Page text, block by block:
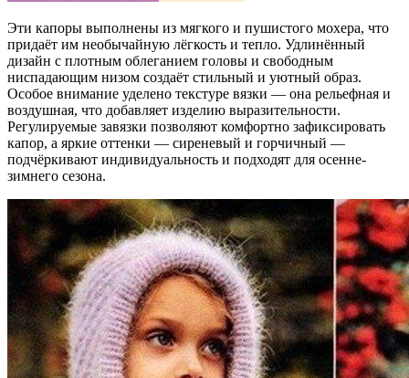
Эти капоры выполнены из мягкого и пушистого мохера, что
придаёт им необычайную лёгкость и тепло. Удлинённый
дизайн с плотным облеганием головы и свободным
ниспадающим низом создаёт стильный и уютный образ.
Особое внимание уделено текстуре вязки — она рельефная и
воздушная, что добавляет изделию выразительности.
Регулируемые завязки позволяют комфортно зафиксировать
капор, а яркие оттенки — сиреневый и горчичный —
подчёркивают индивидуальность и подходят для осенне-
зимнего сезона.